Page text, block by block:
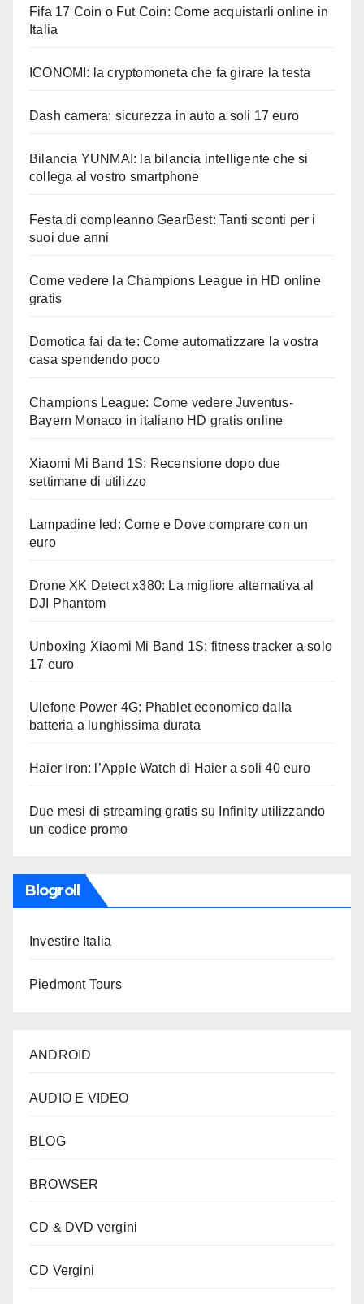
Fifa 17 Coin o Fut Coin: Come acquistarli online in
Italia
ICONOMI: la cryptomoneta che fa girare la testa
Dash camera: sicurezza in auto a soli 17 euro
Bilancia YUNMAI: la bilancia intelligente che si
collega al vostro smartphone
Festa di compleanno GearBest: Tanti sconti per i
suoi due anni
Come vedere la Champions League in HD online
gratis
Domotica fai da te: Come automatizzare la vostra
casa spendendo poco
Champions League: Come vedere Juventus-
Bayern Monaco in italiano HD gratis online
Xiaomi Mi Band 1S: Recensione dopo due
settimane di utilizzo
Lampadine led: Come e Dove comprare con un
euro
Drone XK Detect x380: La migliore alternativa al
DJI Phantom
Unboxing Xiaomi Mi Band 1S: fitness tracker a solo
17 euro
Ulefone Power 4G: Phablet economico dalla
batteria a lunghissima durata
Haier Iron: l’Apple Watch di Haier a soli 40 euro
Due mesi di streaming gratis su Infinity utilizzando
un codice promo
Blogroll
Investire Italia
Piedmont Tours
ANDROID
AUDIO E VIDEO
BLOG
BROWSER
CD & DVD vergini
CD Vergini